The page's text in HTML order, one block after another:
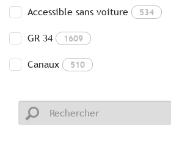
Accessible sans voiture 534
GR 34 1609
Canaux 510